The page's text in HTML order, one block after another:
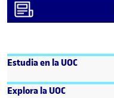
Estudia en la UOC
Explora la UOC